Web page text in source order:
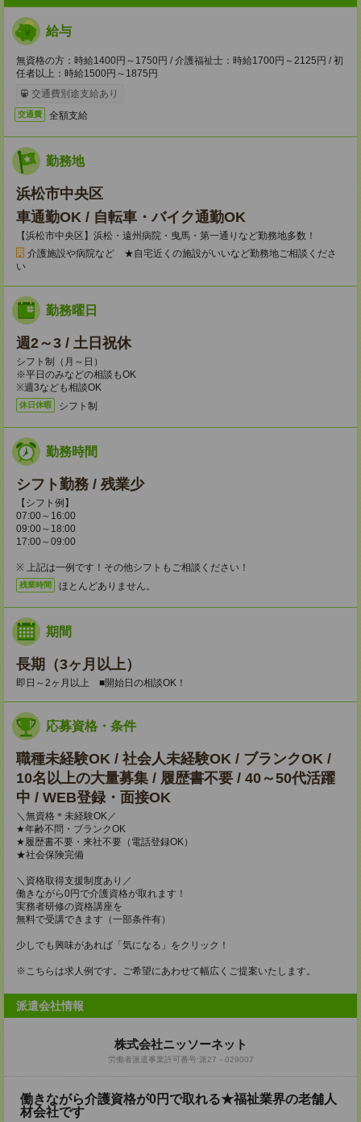
給与
無資格の方：時給1400円～1750円 / 介護福祉士：時給1700円～2125円 / 初
任者以上：時給1500円～1875円
交通費別途支給あり
交通費 全額支給
勤務地
浜松市中央区
車通勤OK / 自転車・バイク通勤OK
【浜松市中央区】浜松・遠州病院・曳馬・第一通りなど勤務地多数！
介護施設や病院など ★自宅近くの施設がいいなど勤務地ご相談くださ
い
勤務曜日
週2～3 / 土日祝休
シフト制（月～日）
※平日のみなどの相談もOK
※週3なども相談OK
休日休暇 シフト制
勤務時間
シフト勤務 / 残業少
【シフト例】
07:00～16:00
09:00～18:00
17:00～09:00
※ 上記は一例です！その他シフトもご相談ください！
残業時間 ほとんどありません。
期間
長期（3ヶ月以上）
即日～2ヶ月以上 ■開始日の相談OK！
応募資格・条件
職種未経験OK / 社会人未経験OK / ブランクOK /
10名以上の大量募集 / 履歴書不要 / 40～50代活躍
中 / WEB登録・面接OK
＼無資格＊未経験OK／
★年齢不問・ブランクOK
★履歴書不要・来社不要（電話登録OK）
★社会保険完備
＼資格取得支援制度あり／
働きながら0円で介護資格が取れます！
実務者研修の資格講座を
無料で受講できます（一部条件有）
少しでも興味があれば「気になる」をクリック！
※こちらは求人例です。ご希望にあわせて幅広くご提案いたします。
派遣会社情報
株式会社ニッソーネット
労働者派遣事業許可番号:派27－029007
働きながら介護資格が0円で取れる★福祉業界の老舗人
材会社です